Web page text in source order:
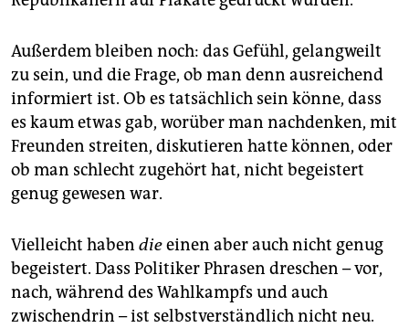
Außerdem bleiben noch: das Gefühl, gelangweilt
zu sein, und die Frage, ob man denn ausreichend
informiert ist. Ob es tatsächlich sein könne, dass
es kaum etwas gab, worüber man nachdenken, mit
Freunden streiten, diskutieren hatte können, oder
ob man schlecht zugehört hat, nicht begeistert
genug gewesen war.
Vielleicht haben dieeinen aber auch nicht genug
begeistert. Dass Politiker Phrasen dreschen – vor,
nach, während des Wahlkampfs und auch
zwischendrin – ist selbstverständlich nicht neu.